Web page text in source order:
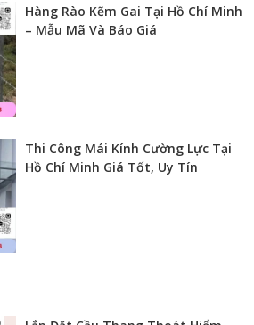
Hàng Rào Kẽm Gai Tại Hồ Chí Minh
– Mẫu Mã Và Báo Giá
Thi Công Mái Kính Cường Lực Tại
Hồ Chí Minh Giá Tốt, Uy Tín